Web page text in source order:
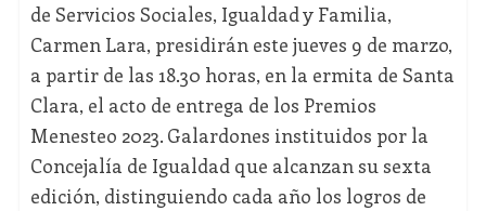
de Servicios Sociales, Igualdad y Familia,
Carmen Lara, presidirán este jueves 9 de marzo,
a partir de las 18.30 horas, en la ermita de Santa
Clara, el acto de entrega de los Premios
Menesteo 2023. Galardones instituidos por la
Concejalía de Igualdad que alcanzan su sexta
edición, distinguiendo cada año los logros de